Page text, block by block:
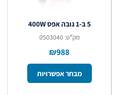
5 ב-1 גובה אפס 400W
מק″ט: 0503040
₪988
מבחר אפשרויות